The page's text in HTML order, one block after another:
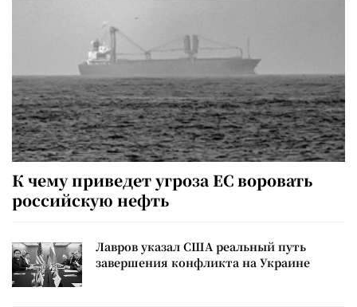
К чему приведет угроза ЕС воровать
российскую нефть
Лавров указал США реальный путь
завершения конфликта на Украине